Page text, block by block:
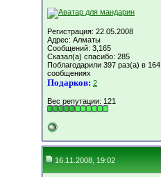
Регистрация: 22.05.2008
Адрес: Алматы
Сообщений: 3,165
Сказал(а) спасибо: 285
Поблагодарили 397 раз(а) в 164
сообщениях
Подарков: 2
Вес репутации: 121
16.11.2008, 19:02